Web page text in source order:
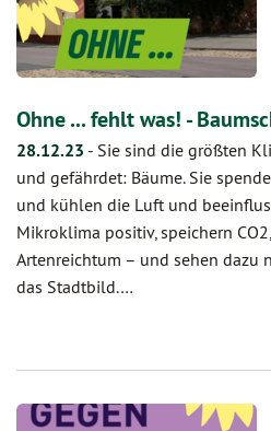
Ohne ... fehlt was! -
28.12.23 - Sie sind die größten
und gefährdet: Bäume. Sie
und kühlen die Luft und
Mikroklima positiv, speichern
Artenreichtum – und sehen dazu
das Stadtbild.…